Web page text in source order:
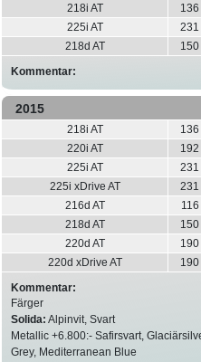
218i AT 136
225i AT
231
218d AT
150
Kommentar:
2015
218i AT 136
220i AT
192
225i AT
231
225i xDrive AT
231
216d AT
116
218d AT
150
220d AT
190
220d xDrive AT
190
Kommentar:
Färger
Solida: Alpinvit, Svart
Metallic +6.800:- Safirsvart,
Grey, Mediterranean Blue